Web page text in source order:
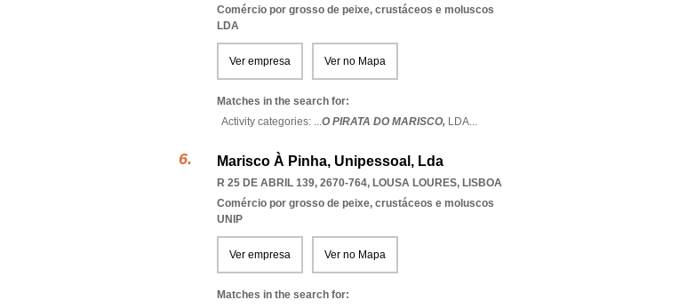
Comércio por grosso de peixe, crustáceos e moluscos
LDA
Ver empresa Ver no Mapa
Matches in the search for:
Activity categories: ...O PIRATA DO MARISCO, LDA...
Marisco À Pinha, Unipessoal, Lda
R 25 DE ABRIL 139, 2670-764, LOUSA LOURES, LISBOA
Comércio por grosso de peixe, crustáceos e moluscos
UNIP
Ver empresa Ver no Mapa
Matches in the search for: